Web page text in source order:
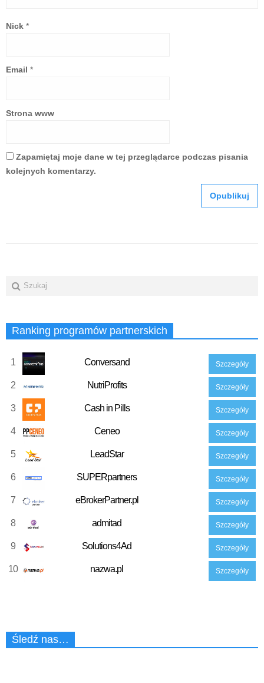
Nick *
Email *
Strona www
Zapamiętaj moje dane w tej przeglądarce podczas pisania
kolejnych komentarzy.
Ranking programów partnerskich
1 Conversand Szczegóły
2 NutriProfits Szczegóły
3 Cash in Pills Szczegóły
4 Ceneo Szczegóły
5 LeadStar Szczegóły
6 SUPERpartners Szczegóły
7 eBrokerPartner.pl Szczegóły
8 admitad Szczegóły
9 Solutions4Ad Szczegóły
10 nazwa.pl Szczegóły
Śledź nas…